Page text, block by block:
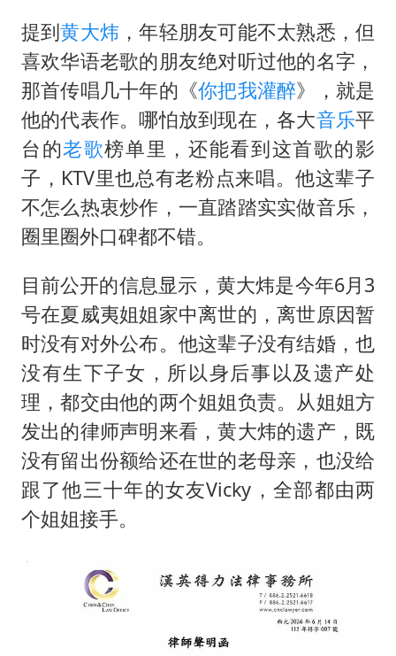
提到黄大炜 ，年轻朋友可能不太熟悉，但
喜欢华语老歌的朋友绝对听过他的名字，
那首传唱几十年的《你把我灌醉》，就是
他的代表作。哪怕放到现在，各大音乐平
台的老歌榜单里，还能看到这首歌的影
子，KTV里也总有老粉点来唱。他这辈子
不怎么热衷炒作，一直踏踏实实做音乐，
圈里圈外口碑都不错。
目前公开的信息显示，黄大炜是今年6月3
号在夏威夷姐姐家中离世的，离世原因暂
时没有对外公布。他这辈子没有结婚，也
没有生下子女，所以身后事以及遗产处
理，都交由他的两个姐姐负责。从姐姐方
发出的律师声明来看，黄大炜的遗产，既
没有留出份额给还在世的老母亲，也没给
跟了他三十年的女友Vicky，全部都由两
个姐姐接手。